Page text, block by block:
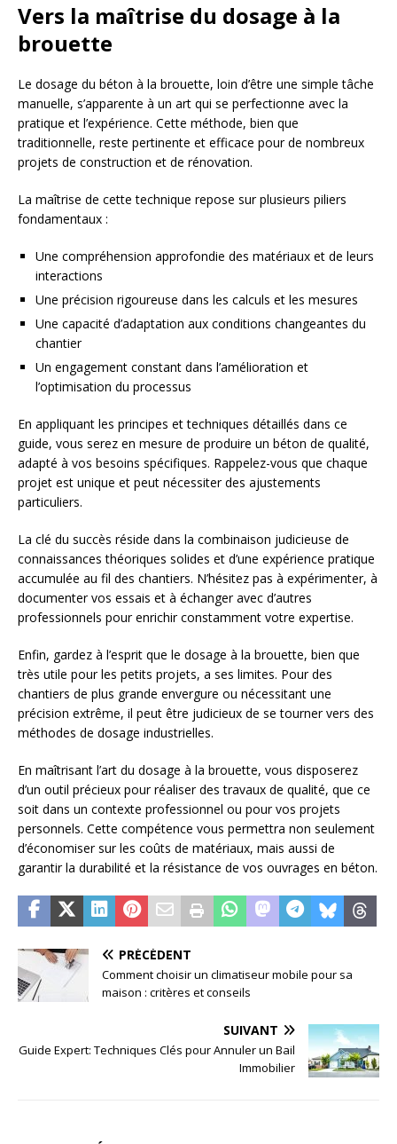
Vers la maîtrise du dosage à la
brouette
Le dosage du béton à la brouette, loin d’être une simple tâche
manuelle, s’apparente à un art qui se perfectionne avec la
pratique et l’expérience. Cette méthode, bien que
traditionnelle, reste pertinente et efficace pour de nombreux
projets de construction et de rénovation.
La maîtrise de cette technique repose sur plusieurs piliers
fondamentaux :
Une compréhension approfondie des matériaux et de leurs
interactions
Une précision rigoureuse dans les calculs et les mesures
Une capacité d’adaptation aux conditions changeantes du
chantier
Un engagement constant dans l’amélioration et
l’optimisation du processus
En appliquant les principes et techniques détaillés dans ce
guide, vous serez en mesure de produire un béton de qualité,
adapté à vos besoins spécifiques. Rappelez-vous que chaque
projet est unique et peut nécessiter des ajustements
particuliers.
La clé du succès réside dans la combinaison judicieuse de
connaissances théoriques solides et d’une expérience pratique
accumulée au fil des chantiers. N’hésitez pas à expérimenter, à
documenter vos essais et à échanger avec d’autres
professionnels pour enrichir constamment votre expertise.
Enfin, gardez à l’esprit que le dosage à la brouette, bien que
très utile pour les petits projets, a ses limites. Pour des
chantiers de plus grande envergure ou nécessitant une
précision extrême, il peut être judicieux de se tourner vers des
méthodes de dosage industrielles.
En maîtrisant l’art du dosage à la brouette, vous disposerez
d’un outil précieux pour réaliser des travaux de qualité, que ce
soit dans un contexte professionnel ou pour vos projets
personnels. Cette compétence vous permettra non seulement
d’économiser sur les coûts de matériaux, mais aussi de
garantir la durabilité et la résistance de vos ouvrages en béton.
PRÉCÉDENT
Comment choisir un climatiseur mobile pour sa
maison : critères et conseils
SUIVANT
Guide Expert: Techniques Clés pour Annuler un Bail
Immobilier